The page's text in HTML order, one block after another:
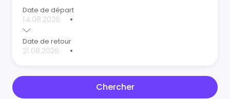
Date de départ
•
Date de retour
•
Chercher